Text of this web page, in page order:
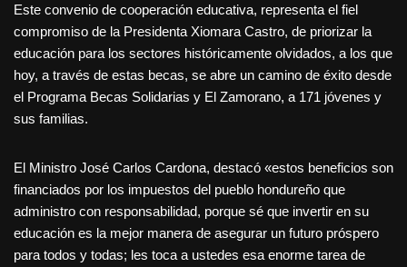
Este convenio de cooperación educativa, representa el fiel
compromiso de la Presidenta Xiomara Castro, de priorizar la
educación para los sectores históricamente olvidados, a los que
hoy, a través de estas becas, se abre un camino de éxito desde
el Programa Becas Solidarias y El Zamorano, a 171 jóvenes y
sus familias.
El Ministro José Carlos Cardona, destacó «estos beneficios son
financiados por los impuestos del pueblo hondureño que
administro con responsabilidad, porque sé que invertir en su
educación es la mejor manera de asegurar un futuro próspero
para todos y todas; les toca a ustedes esa enorme tarea de